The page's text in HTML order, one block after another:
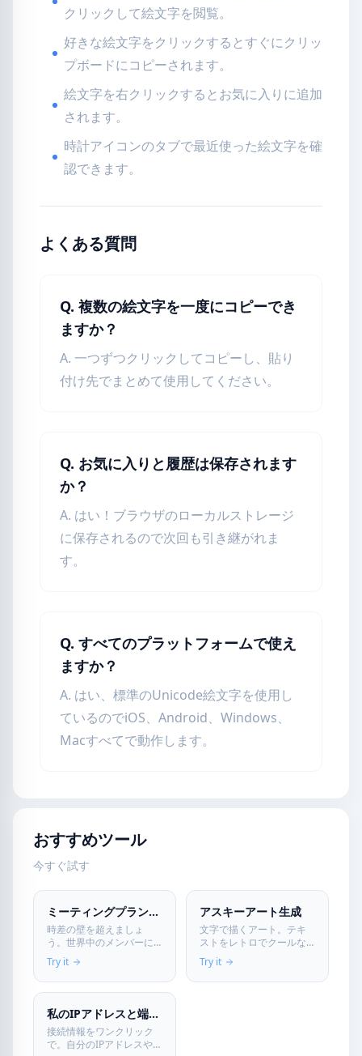
クリックして絵文字を閲覧。
好きな絵文字をクリックするとすぐにクリッ
プボードにコピーされます。
絵文字を右クリックするとお気に入りに追加
されます。
時計アイコンのタブで最近使った絵文字を確
認できます。
よくある質問
Q. 複数の絵文字を一度にコピーでき
ますか？
A. 一つずつクリックしてコピーし、貼り
付け先でまとめて使用してください。
Q. お気に入りと履歴は保存されます
か？
A. はい！ブラウザのローカルストレージ
に保存されるので次回も引き継がれま
す。
Q. すべてのプラットフォームで使え
ますか？
A. はい、標準のUnicode絵文字を使用し
ているのでiOS、Android、Windows、
Macすべてで動作します。
おすすめツール
今すぐ試す
ミーティングプランナー
時差の壁を超えましょ
う。世界中のメンバーに
とって最適な会議時間
を、視覚的なタイムライ
ンで簡単に見つけられま
す。
Try it
アスキーアート生成
文字で描くアート。テキ
ストをレトロでクールな
アスキーアートに変換
し、SNSやバナーで個性を
演出します。
Try it
私のIPアドレスと端末情報
接続情報をワンクリック
で。自分のIPアドレスやプ